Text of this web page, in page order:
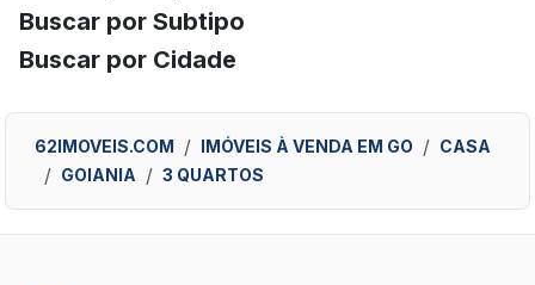
Buscar por Subtipo
Buscar por Cidade
62IMOVEIS.COM IMÓVEIS À VENDA EM GO
CASA
GOIANIA
3 QUARTOS